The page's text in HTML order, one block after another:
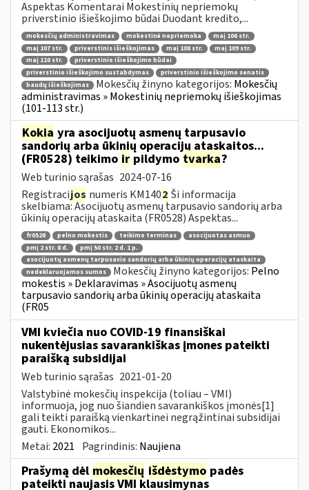
Aspektas Komentarai Mokestinių nepriemokų
priverstinio išieškojimo būdai Duodant kredito,...
mokesčių administravimas mokestinė nepriemoka
maį 106 str.
maį 107 str.
priverstinis išieškojimas maį 108 str.
maį 109 str.
maį 110 str.
priverstinio išieškojimo būdai
priverstinio išieškojimo sustabdymas
priverstinio išieškojimo senatis
baudų išieškojimas
Mokesčių žinyno kategorijos: Mokesčių
administravimas » Mokestinių nepriemokų išieškojimas
(101-113 str.)
Kokia yra asocijuotų asmenų tarpusavio
sandorių arba ūkinių operacijų ataskaitos...
(FR0528) teikimo ir pildymo tvarka?
Web turinio sąrašas 2024-07-16
Registracijos numeris KM1402 Ši informacija
skelbiama: Asocijuotų asmenų tarpusavio sandorių arba
ūkinių operacijų ataskaita (FR0528) Aspektas...
fr0528 pelno mokestis teikimo terminas
asocijuotas asmuo
pmį 2 str. 8 d.
pmį 50 str. 2 d. 1 p.
asocijuotų asmenų tarpusavio sandorių arba ūkinių operacijų ataskaita
nedeklaruojamos sumos
Mokesčių žinyno kategorijos: Pelno
mokestis » Deklaravimas » Asocijuotų asmenų
tarpusavio sandorių arba ūkinių operacijų ataskaita
(FR05
VMI kviečia nuo COVID-19 finansiškai
nukentėjusias savarankiškas įmones pateikti
paraišką subsidijai
Web turinio sąrašas 2021-01-20
Valstybinė mokesčių inspekcija (toliau – VMI)
informuoja, jog nuo šiandien savarankiškos įmonės[1]
gali teikti paraišką vienkartinei negrąžintinai subsidijai
gauti. Ekonomikos...
Metai: 2021 Pagrindinis: Naujiena
Prašymą dėl mokesčių išdėstymo padės
pateikti naujasis VMI klausimynas